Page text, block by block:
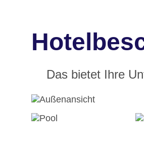
Das bietet Ihre